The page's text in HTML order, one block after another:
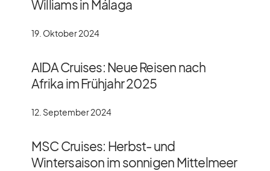
Williams in Málaga
19. Oktober 2024
AIDA Cruises: Neue Reisen nach
Afrika im Frühjahr 2025
12. September 2024
MSC Cruises: Herbst- und
Wintersaison im sonnigen Mittelmeer